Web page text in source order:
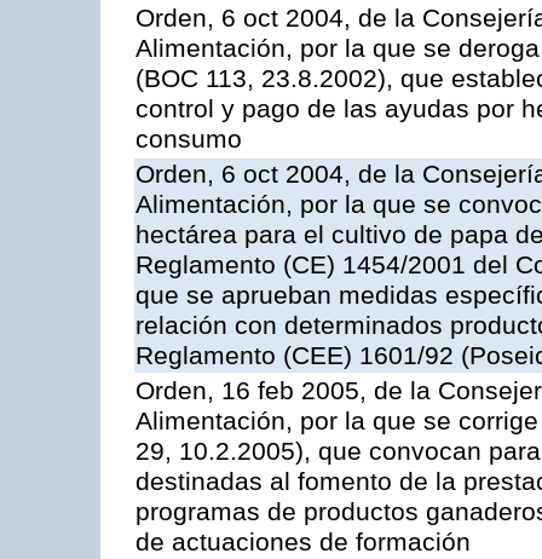
Orden, 6 oct 2004, de la
Alimentación, por la que se
(BOC 113, 23.8.2002), que
control y pago de las ayudas por
consumo
Orden, 6 oct 2004, de la
Alimentación, por la que se
hectárea para el cultivo de papa
Reglamento (CE) 1454/2001 del
que se aprueban medidas
relación con determinados
Reglamento (CEE) 1601/92
Orden, 16 feb 2005, de la
Alimentación, por la que se
29, 10.2.2005), que convocan
destinadas al fomento de la
programas de productos
de actuaciones de formación